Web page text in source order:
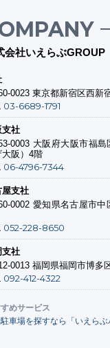
会社いえらぶGROUP
0023 東京都新宿区西新
03-6689-1791
支社
0003 大阪府大阪市福島
大阪）4階
06-4796-7344
屋支社
0002 愛知県名古屋市中
052-228-8650
支社
0013 福岡県福岡市博多
092-412-4322
めサービス
車場を探すなら「いえらぶ